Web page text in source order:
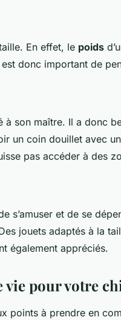
En effet, le poids
donc important de
à son maître. Il a donc
un coin douillet avec
pas accéder à des
s’amuser et de se
jouets adaptés à la
également appréciés.
vie pour votre
points à prendre en